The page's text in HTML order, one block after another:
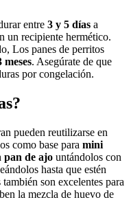
entre 3 y 5 días a
un recipiente hermético.
Los panes de perritos
meses. Asegúrate de que
por congelación.
pueden reutilizarse en
como base para mini
pan de ajo untándolos con
hasta que estén
son excelentes para
la mezcla de huevo de